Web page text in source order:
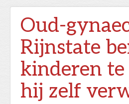
Oud-
Rijnstate
kinderen te
hij zelf